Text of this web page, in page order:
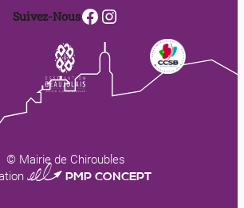
Suivez-NousFacebook
Instagram
© Mairie de Chiroubles
0123 PMP CONCEPT